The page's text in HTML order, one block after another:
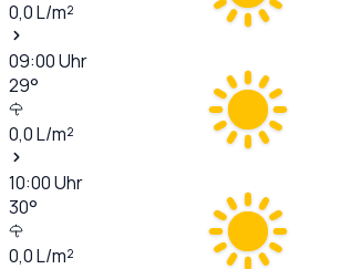
0,0L/m²
09:00Uhr
29°
0,0L/m²
10:00Uhr
30°
0,0L/m²